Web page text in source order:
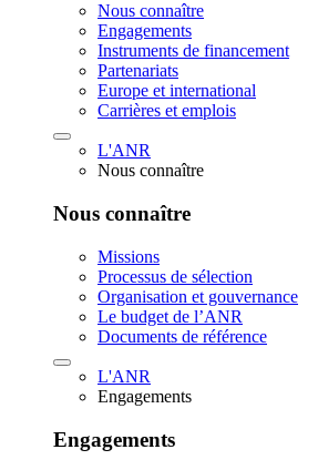
Nous connaître
Engagements
Instruments de financement
Partenariats
Europe et international
Carrières et emplois
L'ANR
Nous connaître
Nous connaître
Missions
Processus de sélection
Organisation et gouvernance
Le budget de l’ANR
Documents de référence
L'ANR
Engagements
Engagements